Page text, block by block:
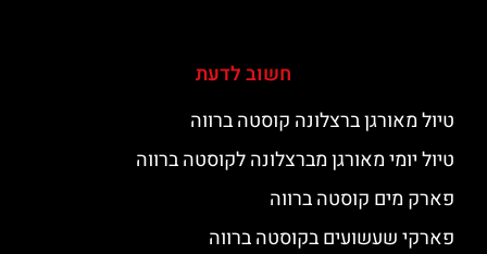
חשוב לדעת
טיול מאורגן ברצלונה קוסטה ברווה
טיול יומי מאורגן מברצלונה לקוסטה ברווה
פארק מים קוסטה ברווה
פארקי שעשועים בקוסטה ברווה